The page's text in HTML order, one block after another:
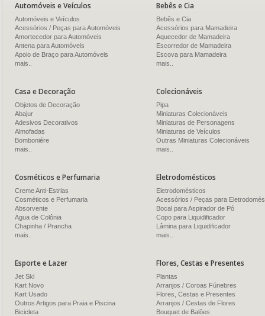
Automóveis e Veículos
Automóveis e Veículos
Acessórios / Peças para Automóveis
Amortecedor para Automóveis
Antena para Automóveis
Apoio de Braço para Automóveis
mais..
Bebês e Cia
Bebês e Cia
Acessórios para Mamadeira
Aquecedor de Mamadeira
Escorredor de Mamadeira
Escova para Mamadeira
mais..
Casa e Decoração
Objetos de Decoração
Abajur
Adesivos Decorativos
Almofadas
Bomboniére
mais..
Colecionáveis
Pipa
Miniaturas Colecionáveis
Miniaturas de Personagens
Miniaturas de Veículos
Outras Miniaturas Colecionáveis
mais..
Cosméticos e Perfumaria
Creme Anti-Estrias
Cosméticos e Perfumaria
Absorvente
Água de Colônia
Chapinha / Prancha
mais..
Eletrodomésticos
Eletrodomésticos
Acessórios / Peças para
Bocal para Aspirador de Pó
Copo para Liquidificador
Lâmina para Liquidificador
mais..
Esporte e Lazer
Jet Ski
Kart Novo
Kart Usado
Outros Artigos para Praia e Piscina
Bicicleta
Flores, Cestas e Presentes
Plantas
Arranjos / Coroas Fúnebres
Flores, Cestas e Presentes
Arranjos / Cestas de Flores
Bouquet de Balões